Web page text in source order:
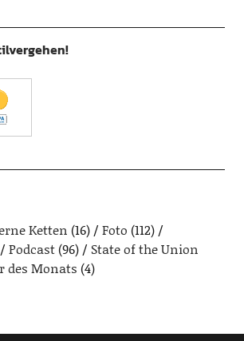
Ketten (16) Foto (112)
Podcast(96)
State of the Union
des Monats (4)